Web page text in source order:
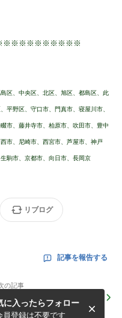
区、中央区、北区、旭区、都島区、此
平野区、守口市、門真市、寝屋川市、
市、藤井寺市、柏原市、吹田市、豊中
市、尼崎市、西宮市、芦屋市、神戸
駒市、京都市、向日市、長岡京
リブログ
記事を報告する
の記事
理中に繰り返す嘔吐と整
=一瞬で完治した症例=
に入ったらフォロー
員登録は不要です